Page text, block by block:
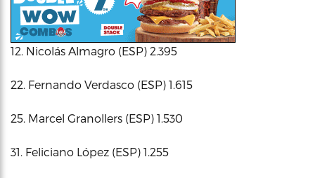
12. Nicolás Almagro (ESP) 2.395
22. Fernando Verdasco (ESP) 1.615
25. Marcel Granollers (ESP) 1.530
31. Feliciano López (ESP) 1.255